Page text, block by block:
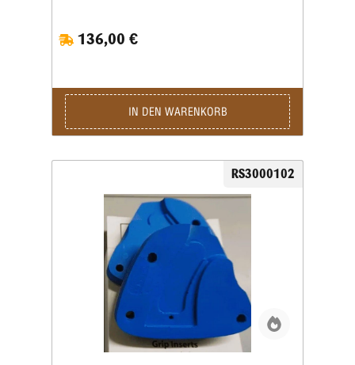
ermöglichen eine sichere sowie wiederholgenaue
Aufnahme der Waffe im Schießstand. Viele Grip
reproduzierbare Schussergebnisse empfiehlt Ransom
jedoch, stets den speziell für das jeweilige
Waffenmodell vorgesehenen Griffeinsatz zu
verwenden. Das Produktbild ist ein Beispielbild!
136,00 €
IN DEN WARENKORB
RS3000102